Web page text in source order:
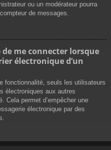
ou un modérateur pourra
de messages.
me connecter lorsque
électronique d’un
fonctionnalité, seuls les utilisateurs
électroniques aux autres
Cela permet d’empêcher une
électronique par des